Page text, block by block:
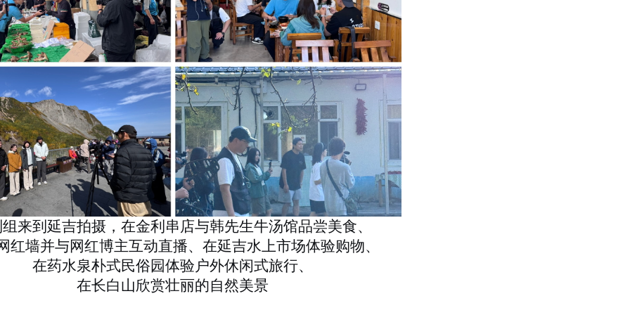
来到延吉拍摄，在金利串店与韩先生牛汤馆品尝美食、
红墙并与网红博主互动直播、在延吉水上市场体验购物、
在药水泉朴式民俗园体验户外休闲式旅行、
在长白山欣赏壮丽的自然美景